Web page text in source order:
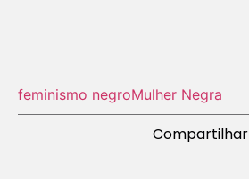
feminismo negroMulher Negra
Compartilhar